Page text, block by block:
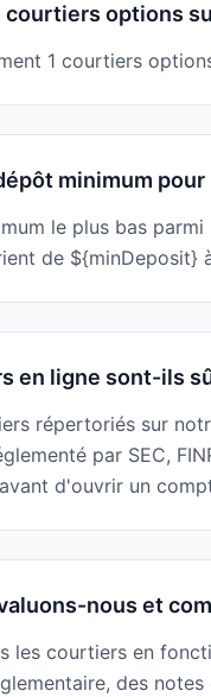
courtiers options
1 courtiers
minimum
le plus bas
de
en ligne sont-ils
répertoriés sur
par SEC,
d'ouvrir un
nous et
les courtiers en
des